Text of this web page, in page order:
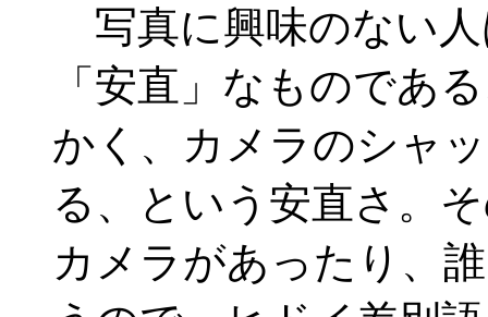
写真に興味のない
「安直」なものであ
かく、カメラのシャ
る、という安直さ。
カメラがあったり、